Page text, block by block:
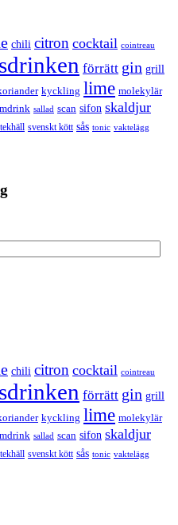
chili citron cocktail cointreau
förrätt gin grill
kyckling lime molekylär
sallad scan sifon skaldjur
svenskt kött sås tonic vaktelägg
chili citron cocktail cointreau
förrätt gin grill
kyckling lime molekylär
sallad scan sifon skaldjur
svenskt kött sås tonic vaktelägg